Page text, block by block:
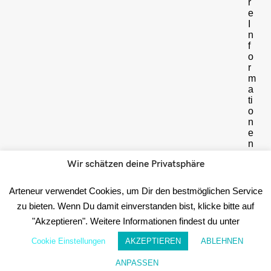
e
n
f
o
r
m
a
ti
o
n
e
n
r
☝️
WICHTIG:
Wir schätzen deine Privatsphäre
Arteneur verwendet Cookies, um Dir den bestmöglichen Service
zu bieten. Wenn Du damit einverstanden bist, klicke bitte auf
"Akzeptieren". Weitere Informationen findest du unter
Cookie Einstellungen AKZEPTIEREN ABLEHNEN
ANPASSEN